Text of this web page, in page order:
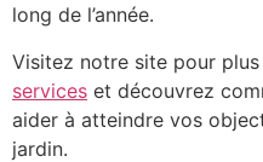
long de l’année.
Visitez notre site pour plus
services et découvrez
aider à atteindre vos
jardin.